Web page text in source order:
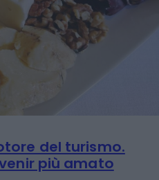
del turismo.
più amato